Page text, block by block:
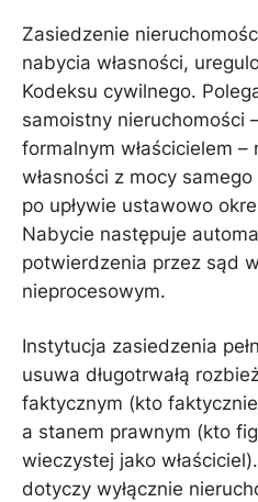
Zasiedzenie
nabycia własności,
Kodeksu cywilnego.
samoistny nieruchomości
formalnym właścicielem
własności z mocy
po upływie ustawowo
Nabycie następuje
potwierdzenia przez sąd
nieprocesowym.
Instytucja zasiedzenia
usuwa długotrwałą
faktycznym (kto
a stanem prawnym (kto
wieczystej jako
dotyczy wyłącznie